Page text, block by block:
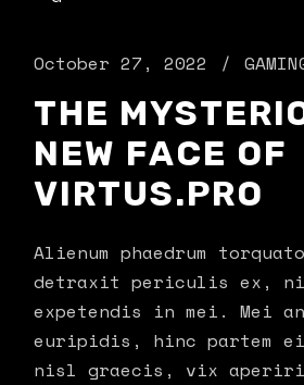
October 27, 2022
THE
NEW FACE OF
VIRTUS.PRO
Alienum phaedrum
detraxit periculis ex,
expetendis in mei. Mei
euripidis, hinc partem
nisl graecis, vix aperiri